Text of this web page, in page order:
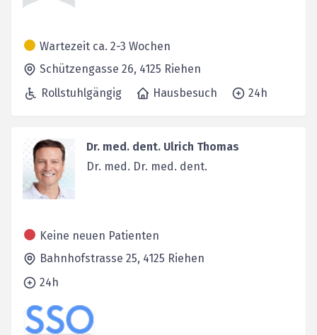
Wartezeit ca. 2-3 Wochen
Schützengasse 26, 4125 Riehen
Rollstuhlgängig
Hausbesuch 24h
Dr. med. dent. Ulrich Thomas
Dr. med. Dr. med. dent.
Keine neuen Patienten
Bahnhofstrasse 25, 4125 Riehen
24h